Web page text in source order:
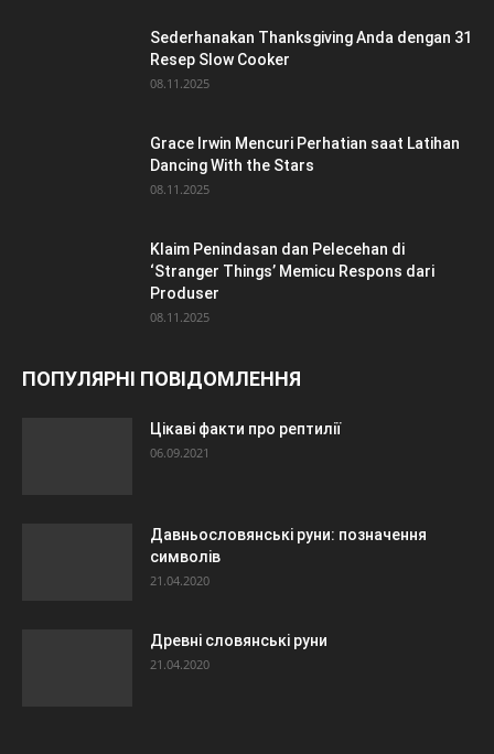
Sederhanakan Thanksgiving Anda dengan 31
Resep Slow Cooker
08.11.2025
Grace Irwin Mencuri Perhatian saat Latihan
Dancing With the Stars
08.11.2025
Klaim Penindasan dan Pelecehan di
‘Stranger Things’ Memicu Respons dari
Produser
08.11.2025
ПОПУЛЯРНІ ПОВІДОМЛЕННЯ
Цікаві факти про рептилії
06.09.2021
Давньословянські руни: позначення
символів
21.04.2020
Древні словянські руни
21.04.2020